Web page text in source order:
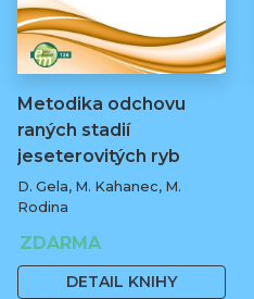
Metodika odchovu
raných stadií
jeseterovitých ryb
D. Gela, M. Kahanec, M.
Rodina
ZDARMA
DETAIL KNIHY